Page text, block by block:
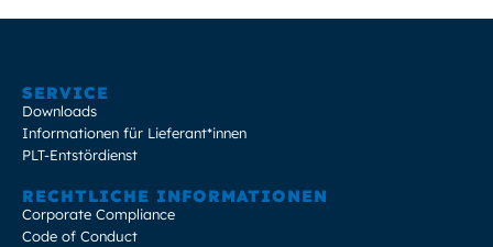
SERVICE
Downloads
Informationen für Lieferant*innen
PLT-Entstördienst
RECHTLICHE INFORMATIONEN
Corporate Compliance
Code of Conduct